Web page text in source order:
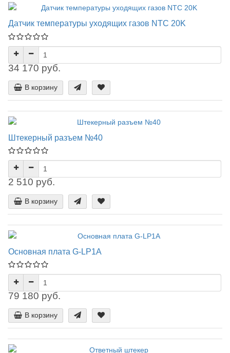
Датчик температуры уходящих газов NTC 20K
34 170 руб.
В корзину
Штекерный разъем №40
2 510 руб.
В корзину
Основная плата G-LP1A
79 180 руб.
В корзину